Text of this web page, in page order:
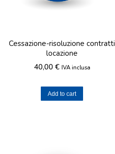
Cessazione-risoluzione contratti
locazione
40,00 € IVA inclusa
Add to cart